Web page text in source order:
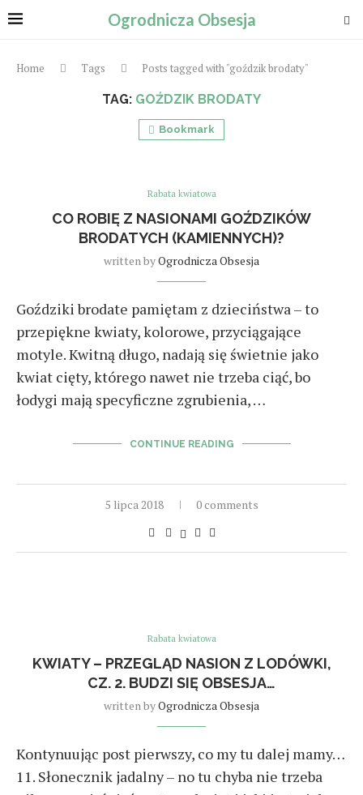
Ogrodnicza Obsesja
Home Tags Posts tagged with "goździk brodaty"
TAG: GOŹDZIK BRODATY
Bookmark
Rabata kwiatowa
CO ROBIĘ Z NASIONAMI GOŹDZIKÓW
BRODATYCH (KAMIENNYCH)?
written byOgrodnicza Obsesja
Goździki brodate pamiętam z dzieciństwa – to
przepiękne kwiaty, kolorowe, przyciągające
motyle. Kwitną długo, nadają się świetnie jako
kwiat cięty, którego nawet nie trzeba ciąć, bo
łodygi mają specyficzne zgrubienia, …
CONTINUE READING
5 lipca 2018 0 comments
Rabata kwiatowa
KWIATY – PRZEGLĄD NASION Z LODÓWKI,
CZ. 2. BUDZI SIĘ OBSESJA…
written byOgrodnicza Obsesja
Kontynuując post pierwszy, co my tu dalej mamy…
11. Słonecznik jadalny – no tu chyba nie trzeba